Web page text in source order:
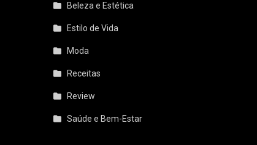
Beleza e Estética
Estilo de Vida
Moda
Receitas
Review
Saúde e Bem-Estar